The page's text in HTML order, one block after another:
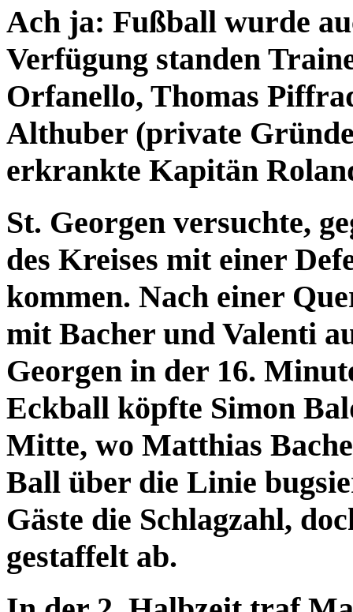
Ach ja: Fußball wurde
Verfügung standen
Orfanello, Thomas
Althuber (private
erkrankte Kapitän
St. Georgen versuchte,
des Kreises mit einer
kommen. Nach einer
mit Bacher und Valenti
Georgen in der 16.
Eckball köpfte Simon
Mitte, wo Matthias
Ball über die Linie
Gäste die Schlagzahl,
gestaffelt ab.